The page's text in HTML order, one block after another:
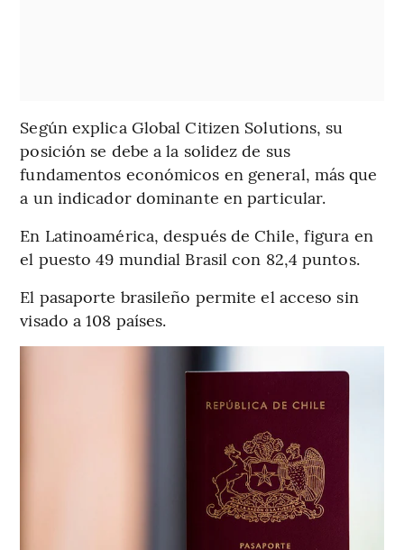
Según explica Global Citizen Solutions, su
posición se debe a la solidez de sus
fundamentos económicos en general, más que
a un indicador dominante en particular.
En Latinoamérica, después de Chile, figura en
el puesto 49 mundial Brasil con 82,4 puntos.
El pasaporte brasileño permite el acceso sin
visado a 108 países.